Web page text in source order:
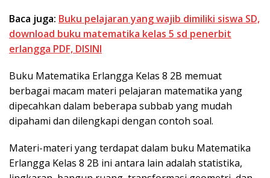
Baca juga: Buku pelajaran yang wajib dimiliki siswa SD,
download buku matematika kelas 5 sd penerbit
erlangga PDF, DISINI
Buku Matematika Erlangga Kelas 8 2B memuat
berbagai macam materi pelajaran matematika yang
dipecahkan dalam beberapa subbab yang mudah
dipahami dan dilengkapi dengan contoh soal.
Materi-materi yang terdapat dalam buku Matematika
Erlangga Kelas 8 2B ini antara lain adalah statistika,